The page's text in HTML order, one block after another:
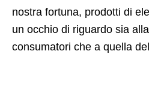
nostra fortuna, prodotti di
un occhio di riguardo sia
consumatori che a quella